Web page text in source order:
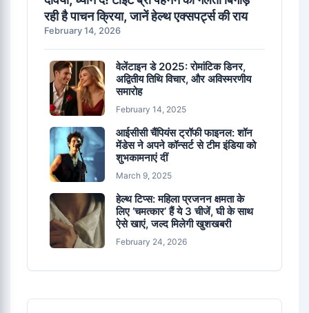
रही है पाचन क्रिया, जानें हेल्थ एक्सपर्ट्स की राय
February 14, 2026
वेलेंटाइन डे 2025: रोमांटिक डिनर,
अद्वितीय तिथि विचार, और अविस्मरणीय
समारोह
February 14, 2025
आईसीसी चैंपियंस ट्रॉफी फाइनल: शॉन
मेंडेस ने अपने कॉन्सर्ट से टीम इंडिया को
शुभकामनाएं दीं
March 9, 2025
हेल्थ टिप्स: महिला प्रजनन क्षमता के
लिए ‘चमत्कार’ हैं ये 3 चीजें, घी के साथ
ऐसे खाएं, जल्द मिलेगी खुशखबरी
February 24, 2026